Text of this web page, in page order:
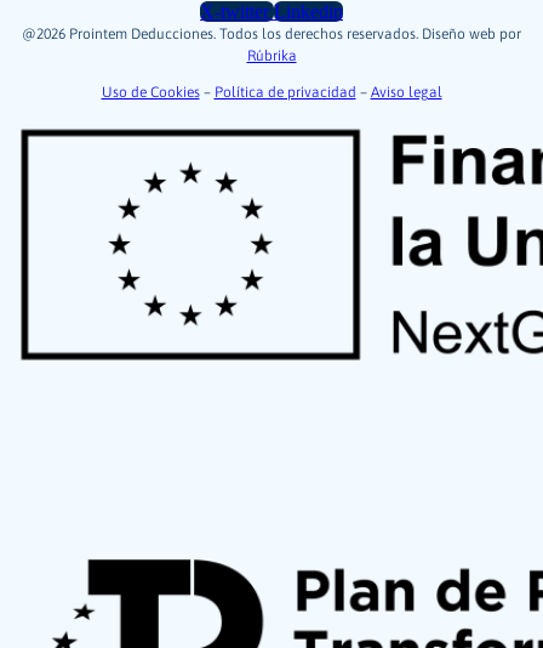
X-twitter Linkedin
@2026 Prointem Deducciones. Todos los derechos reservados. Diseño web por
Rúbrika
Uso de Cookies– Política de privacidad – Aviso legal